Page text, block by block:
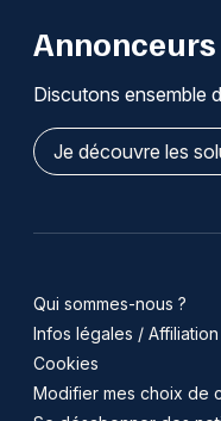
Annonceurs
Discutons ensemble
Je découvre les
Qui sommes-nous ?
Infos légales / Affiliation
Cookies
Modifier mes choix de